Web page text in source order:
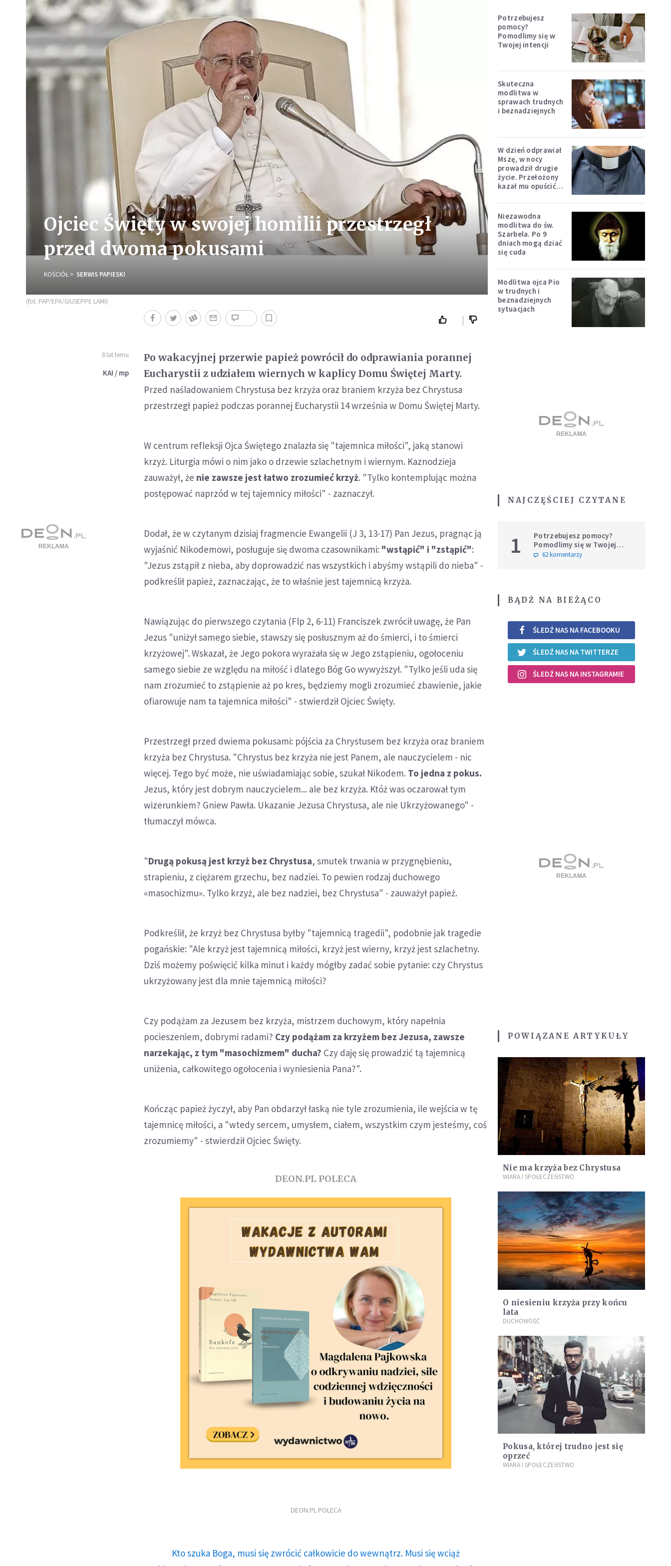
Ojciec Święty w swojej homilii przestrzegł
przed dwoma pokusami
KOŚCIÓŁ SERWIS PAPIESKI
(fot. PAP/EPA/GIUSEPPE LAMI)
8 lat temu
KAI / mp
Po wakacyjnej przerwie papież powrócił do odprawiania porannej
Eucharystii z udziałem wiernych w kaplicy Domu Świętej Marty.
Przed naśladowaniem Chrystusa bez krzyża oraz braniem krzyża bez Chrystusa
przestrzegł papież podczas porannej Eucharystii 14 września w Domu Świętej Marty.
W centrum refleksji Ojca Świętego znalazła się "tajemnica miłości", jaką stanowi
krzyż. Liturgia mówi o nim jako o drzewie szlachetnym i wiernym. Kaznodzieja
zauważył, że nie zawsze jest łatwo zrozumieć krzyż. "Tylko kontemplując można
postępować naprzód w tej tajemnicy miłości" - zaznaczył.
Dodał, że w czytanym dzisiaj fragmencie Ewangelii (J 3, 13-17) Pan Jezus, pragnąc ją
wyjaśnić Nikodemowi, posługuje się dwoma czasownikami: "wstąpić" i "zstąpić":
"Jezus zstąpił z nieba, aby doprowadzić nas wszystkich i abyśmy wstąpili do nieba" -
podkreślił papież, zaznaczając, że to właśnie jest tajemnicą krzyża.
Nawiązując do pierwszego czytania (Flp 2, 6-11) Franciszek zwrócił uwagę, że Pan
Jezus "uniżył samego siebie, stawszy się posłusznym aż do śmierci, i to śmierci
krzyżowej". Wskazał, że Jego pokora wyrażała się w Jego zstąpieniu, ogołoceniu
samego siebie ze względu na miłość i dlatego Bóg Go wywyższył. "Tylko jeśli uda się
nam zrozumieć to zstąpienie aż po kres, będziemy mogli zrozumieć zbawienie, jakie
ofiarowuje nam ta tajemnica miłości" - stwierdził Ojciec Święty.
Przestrzegł przed dwiema pokusami: pójścia za Chrystusem bez krzyża oraz braniem
krzyża bez Chrystusa. "Chrystus bez krzyża nie jest Panem, ale nauczycielem - nic
więcej. Tego być może, nie uświadamiając sobie, szukał Nikodem. To jedna z pokus.
Jezus, który jest dobrym nauczycielem... ale bez krzyża. Któż was oczarował tym
wizerunkiem? Gniew Pawła. Ukazanie Jezusa Chrystusa, ale nie Ukrzyżowanego" -
tłumaczył mówca.
"Drugą pokusą jest krzyż bez Chrystusa, smutek trwania w przygnębieniu,
strapieniu, z ciężarem grzechu, bez nadziei. To pewien rodzaj duchowego
«masochizmu». Tylko krzyż, ale bez nadziei, bez Chrystusa" - zauważył papież.
Podkreślił, że krzyż bez Chrystusa byłby "tajemnicą tragedii", podobnie jak tragedie
pogańskie: "Ale krzyż jest tajemnicą miłości, krzyż jest wierny, krzyż jest szlachetny.
Dziś możemy poświęcić kilka minut i każdy mógłby zadać sobie pytanie: czy Chrystus
ukrzyżowany jest dla mnie tajemnicą miłości?
Czy podążam za Jezusem bez krzyża, mistrzem duchowym, który napełnia
pocieszeniem, dobrymi radami? Czy podążam za krzyżem bez Jezusa, zawsze
narzekając, z tym "masochizmem" ducha? Czy daję się prowadzić tą tajemnicą
uniżenia, całkowitego ogołocenia i wyniesienia Pana?".
Kończąc papież życzył, aby Pan obdarzył łaską nie tyle zrozumienia, ile wejścia w tę
tajemnicę miłości, a "wtedy sercem, umysłem, ciałem, wszystkim czym jesteśmy, coś
zrozumiemy" - stwierdził Ojciec Święty.
DEON.PL POLECA
DEON.PL POLECA
Kto szuka Boga, musi się zwrócić całkowicie do wewnątrz. Musi się wciąż
Potrzebujesz
pomocy?
Pomodlimy się w
Twojej intencji
Skuteczna
modlitwa w
sprawach trudnych
i beznadziejnych
W dzień odprawiał
Mszę, w nocy
prowadził drugie
życie. Przełożony
kazał mu opuścić
Niezawodna
modlitwa do św.
Szarbela. Po 9
dniach mogą dziać
się cuda
Modlitwa ojca Pio
w trudnych i
beznadziejnych
sytuacjach
NAJCZĘŚCIEJ CZYTANE
1
Potrzebujesz pomocy?
Pomodlimy się w Twojej
intencji
62 komentarzy
BĄDŹ NA BIEŻĄCO
ŚLEDŹ NAS NA FACEBOOKU
ŚLEDŹ NAS NA TWITTERZE
ŚLEDŹ NAS NA INSTAGRAMIE
POWIĄZANE ARTYKUŁY
Nie ma krzyża bez Chrystusa
WIARA I SPOŁECZEŃSTWO
O niesieniu krzyża przy końcu
lata
DUCHOWOŚĆ
Pokusa, której trudno jest się
oprzeć
WIARA I SPOŁECZEŃSTWO